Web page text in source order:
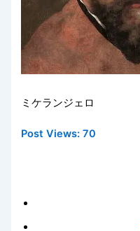
ミケランジェロ
Post Views: 70